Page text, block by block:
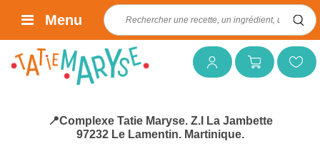
Mon compteMon panierMes favoris
Rechercher :
Menu
📍Complexe Tatie Maryse. Z.I La Jambette
97232 Le Lamentin. Martinique.